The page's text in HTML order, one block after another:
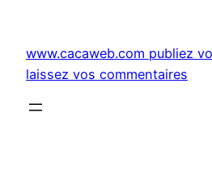
contenu
www.cacaweb.com publiez
laissez vos commentaires